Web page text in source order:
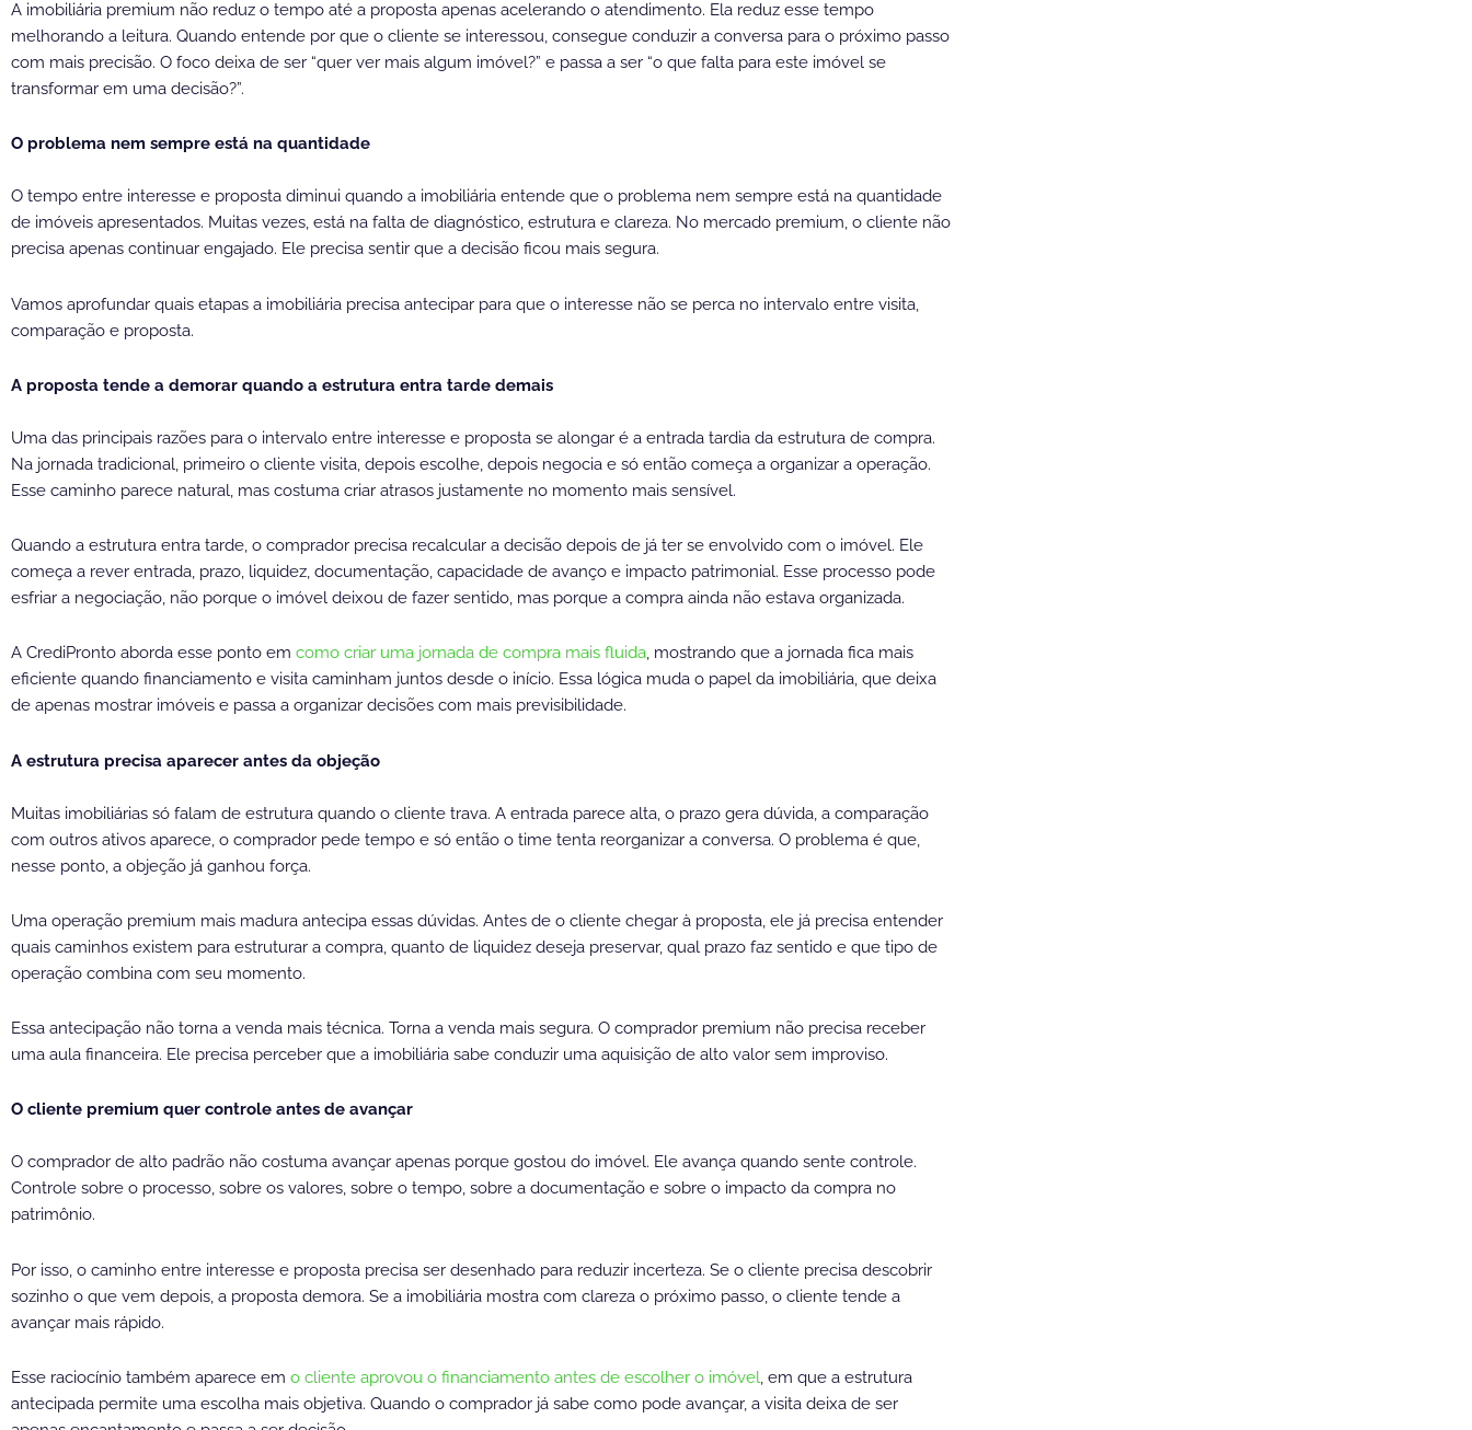
A imobiliária premium não reduz o tempo até a proposta apenas acelerando o atendimento. Ela reduz esse tempo
melhorando a leitura. Quando entende por que o cliente se interessou, consegue conduzir a conversa para o próximo passo
com mais precisão. O foco deixa de ser “quer ver mais algum imóvel?” e passa a ser “o que falta para este imóvel se
transformar em uma decisão?”.
O problema nem sempre está na quantidade
O tempo entre interesse e proposta diminui quando a imobiliária entende que o problema nem sempre está na quantidade
de imóveis apresentados. Muitas vezes, está na falta de diagnóstico, estrutura e clareza. No mercado premium, o cliente não
precisa apenas continuar engajado. Ele precisa sentir que a decisão ficou mais segura.
Vamos aprofundar quais etapas a imobiliária precisa antecipar para que o interesse não se perca no intervalo entre visita,
comparação e proposta.
A proposta tende a demorar quando a estrutura entra tarde demais
Uma das principais razões para o intervalo entre interesse e proposta se alongar é a entrada tardia da estrutura de compra.
Na jornada tradicional, primeiro o cliente visita, depois escolhe, depois negocia e só então começa a organizar a operação.
Esse caminho parece natural, mas costuma criar atrasos justamente no momento mais sensível.
Quando a estrutura entra tarde, o comprador precisa recalcular a decisão depois de já ter se envolvido com o imóvel. Ele
começa a rever entrada, prazo, liquidez, documentação, capacidade de avanço e impacto patrimonial. Esse processo pode
esfriar a negociação, não porque o imóvel deixou de fazer sentido, mas porque a compra ainda não estava organizada.
A CrediPronto aborda esse ponto em como criar uma jornada de compra mais fluida, mostrando que a jornada fica mais
eficiente quando financiamento e visita caminham juntos desde o início. Essa lógica muda o papel da imobiliária, que deixa
de apenas mostrar imóveis e passa a organizar decisões com mais previsibilidade.
A estrutura precisa aparecer antes da objeção
Muitas imobiliárias só falam de estrutura quando o cliente trava. A entrada parece alta, o prazo gera dúvida, a comparação
com outros ativos aparece, o comprador pede tempo e só então o time tenta reorganizar a conversa. O problema é que,
nesse ponto, a objeção já ganhou força.
Uma operação premium mais madura antecipa essas dúvidas. Antes de o cliente chegar à proposta, ele já precisa entender
quais caminhos existem para estruturar a compra, quanto de liquidez deseja preservar, qual prazo faz sentido e que tipo de
operação combina com seu momento.
Essa antecipação não torna a venda mais técnica. Torna a venda mais segura. O comprador premium não precisa receber
uma aula financeira. Ele precisa perceber que a imobiliária sabe conduzir uma aquisição de alto valor sem improviso.
O cliente premium quer controle antes de avançar
O comprador de alto padrão não costuma avançar apenas porque gostou do imóvel. Ele avança quando sente controle.
Controle sobre o processo, sobre os valores, sobre o tempo, sobre a documentação e sobre o impacto da compra no
patrimônio.
Por isso, o caminho entre interesse e proposta precisa ser desenhado para reduzir incerteza. Se o cliente precisa descobrir
sozinho o que vem depois, a proposta demora. Se a imobiliária mostra com clareza o próximo passo, o cliente tende a
avançar mais rápido.
Esse raciocínio também aparece em o cliente aprovou o financiamento antes de escolher o imóvel, em que a estrutura
antecipada permite uma escolha mais objetiva. Quando o comprador já sabe como pode avançar, a visita deixa de ser